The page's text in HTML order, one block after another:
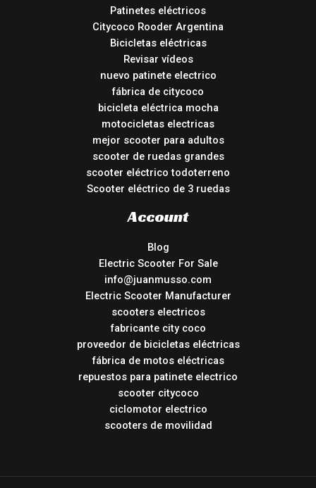
Patinetes eléctricos
Citycoco Rooder Argentina
Bicicletas eléctricas
Revisar vídeos
nuevo patinete electrico
fábrica de citycoco
bicicleta eléctrica mocha
motocicletas electricas
mejor scooter para adultos
scooter de ruedas grandes
scooter eléctrico todoterreno
Scooter eléctrico de 3 ruedas
Account
Blog
Electric Scooter For Sale
info@juanmusso.com
Electric Scooter Manufacturer
scooters electricos
fabricante city coco
proveedor de bicicletas eléctricas
fábrica de motos eléctricas
repuestos para patinete electrico
scooter citycoco
ciclomotor electrico
scooters de movilidad